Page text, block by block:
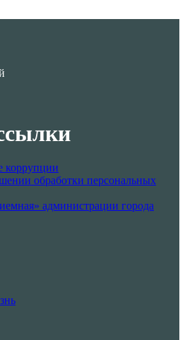
коррупции
обработки персональных
администрации города